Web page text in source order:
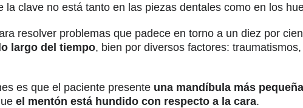
la clave no está tanto en las piezas dentales como en los
resolver problemas que padece en torno a un diez por
largo del tiempo, bien por diversos factores:
es que el paciente presente una mandíbula más
el mentón está hundido con respecto a la cara.